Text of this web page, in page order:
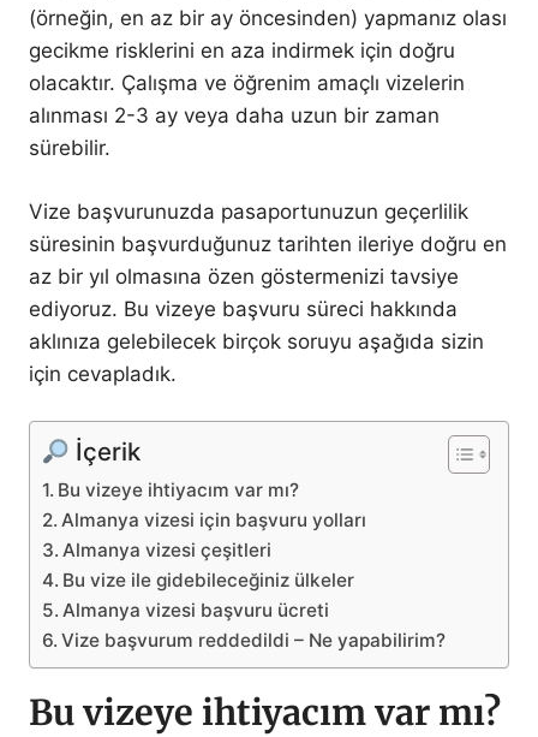
(örneğin, en az bir ay öncesinden) yapmanız olası
gecikme risklerini en aza indirmek için doğru
olacaktır. Çalışma ve öğrenim amaçlı vizelerin
alınması 2-3 ay veya daha uzun bir zaman
sürebilir.
Vize başvurunuzda pasaportunuzun geçerlilik
süresinin başvurduğunuz tarihten ileriye doğru en
az bir yıl olmasına özen göstermenizi tavsiye
ediyoruz. Bu vizeye başvuru süreci hakkında
aklınıza gelebilecek birçok soruyu aşağıda sizin
için cevapladık.
İçerik
Bu vizeye ihtiyacım var mı?
Almanya vizesi için başvuru yolları
Almanya vizesi çeşitleri
Bu vize ile gidebileceğiniz ülkeler
Almanya vizesi başvuru ücreti
Vize başvurum reddedildi – Ne yapabilirim?
Bu vizeye ihtiyacım var mı?